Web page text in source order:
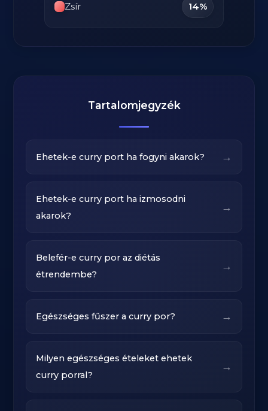
Zsír
14%
Tartalomjegyzék
Ehetek-e curry port ha fogyni akarok? →
Ehetek-e curry port ha izmosodni
akarok?
→
Belefér-e curry por az diétás
étrendembe?
→
Egészséges fűszer a curry por? →
Milyen egészséges ételeket ehetek
curry porral?
→